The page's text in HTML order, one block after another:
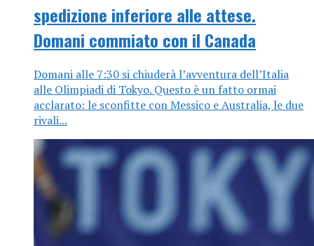
spedizione inferiore alle attese.
Domani commiato con il Canada
Domani alle 7:30 si chiuderà l’avventura dell’Italia
alle Olimpiadi di Tokyo. Questo è un fatto ormai
acclarato: le sconfitte con Messico e Australia, le due
rivali...